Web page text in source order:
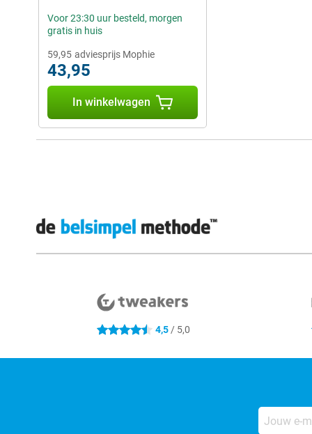
Voor 23:30 uur besteld, morgen
gratis in huis
59,95 adviesprijs Mophie
43,95
In winkelwagen
4.5 sterren 4,5/ 5,0